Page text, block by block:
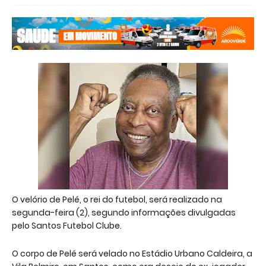
O velório de Pelé, o rei do futebol, será realizado na
segunda-feira (2), segundo informações divulgadas
pelo Santos Futebol Clube.
O corpo de Pelé será velado no Estádio Urbano Caldeira, a